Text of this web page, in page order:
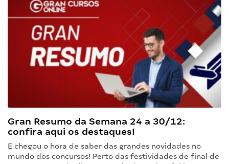
Gran Resumo da Semana 24 a 30/12:
confira aqui os destaques!
E chegou o hora de saber das grandes novidades no
mundo dos concursos! Perto das festividades de final de